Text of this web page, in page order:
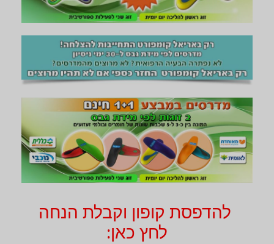
להדפסת קופון וקבלת הנחה
לחץ כאן: